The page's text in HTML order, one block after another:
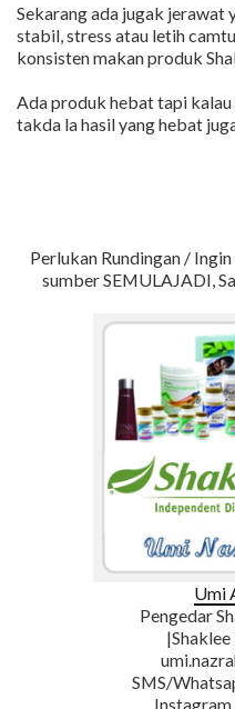
Sekarang ada jugak jerawat
stabil, stress atau letih
konsisten makan produk
Ada produk hebat tapi
takda la hasil yang hebat
Perlukan Rundingan /
sumber SEMULAJADI,
Umi
Pengedar
SMS/
Instagram